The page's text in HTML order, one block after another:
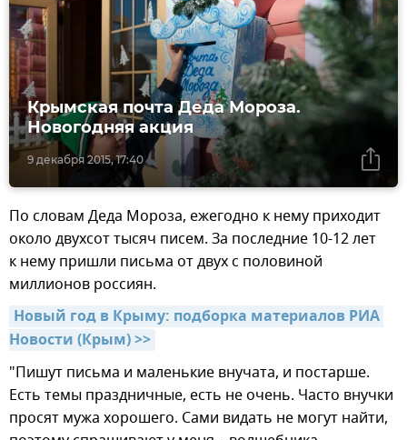
9 декабря 2015, 17:40
Крымская почта Деда Мороза.
Новогодняя акция
По словам Деда Мороза, ежегодно к нему приходит
около двухсот тысяч писем. За последние 10-12 лет
к нему пришли письма от двух с половиной
миллионов россиян.
Новый год в Крыму: подборка материалов РИА
Новости (Крым) >>
"Пишут письма и маленькие внучата, и постарше.
Есть темы праздничные, есть не очень. Часто внучки
просят мужа хорошего. Сами видать не могут найти,